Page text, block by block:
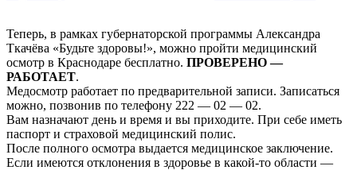
Теперь, в рамках губернаторской программы Александра
Ткачёва «Будьте здоровы!», можно пройти медицинский
осмотр в Краснодаре бесплатно. ПРОВЕРЕНО —
РАБОТАЕТ.
Медосмотр работает по предварительной записи. Записаться
можно, позвонив по телефону 222 — 02 — 02.
Вам назначают день и время и вы приходите. При себе иметь
паспорт и страховой медицинский полис.
После полного осмотра выдается медицинское заключение.
Если имеются отклонения в здоровье в какой-то области —